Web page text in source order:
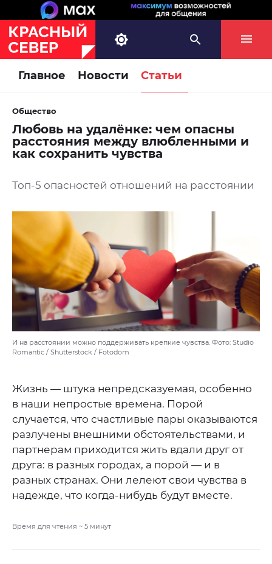
Главное Новости Статьи
Общество
Любовь на удалёнке: чем опасны
расстояния между влюбленными и
как сохранить чувства
Топ-5 опасностей отношений на расстоянии
И на расстоянии можно поддерживать крепкие чувства. Фото: Studio
Romantic / Shutterstock / Fotodom
Жизнь — штука непредсказуемая, особенно
в наши непростые времена. Порой
случается, что счастливые пары оказываются
разлучены внешними обстоятельствами, и
партнерам приходится жить вдали друг от
друга: в разных городах, а порой — и в
разных странах. Они лелеют свои чувства в
надежде, что когда-нибудь будут вместе.
Время для чтения ~ 5 минут